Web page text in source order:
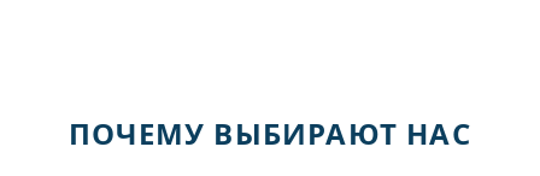
ПОЧЕМУ ВЫБИРАЮТ НАС